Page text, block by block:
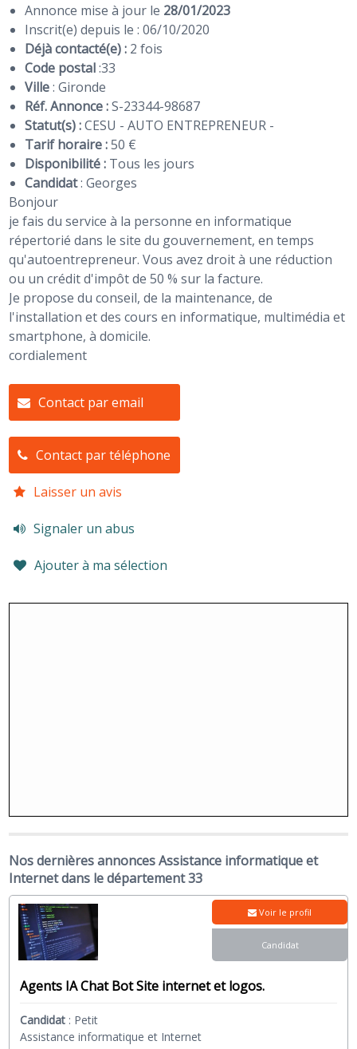
Annonce mise à jour le 28/01/2023
Inscrit(e) depuis le : 06/10/2020
Déjà contacté(e) : 2 fois
Code postal:33
Ville: Gironde
Réf. Annonce :S-23344-98687
Statut(s) :CESU - AUTO ENTREPRENEUR -
Tarif horaire :50 €
Disponibilité : Tous les jours
Candidat:Georges
Bonjour
je fais du service à la personne en informatique
répertorié dans le site du gouvernement, en temps
qu'autoentrepreneur. Vous avez droit à une réduction
ou un crédit d'impôt de 50 % sur la facture.
Je propose du conseil, de la maintenance, de
l'installation et des cours en informatique, multimédia et
smartphone, à domicile.
cordialement
Contact par email
Contact par téléphone
Laisser un avis
Signaler un abus
Ajouter à ma sélection
Nos dernières annonces Assistance informatique et
Internet dans le département 33
Agents IA Chat Bot Site internet et logos.
Candidat : Petit
Assistance informatique et Internet
Voir le profil
Candidat